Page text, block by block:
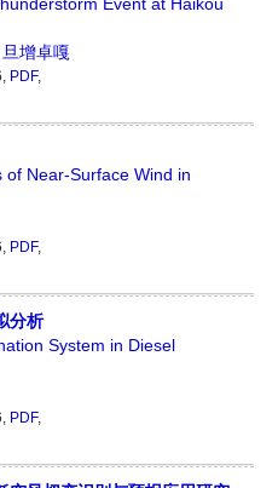
旦增卓嘎
PDF,
Near-Surface Wind in
PDF,
分析
System in Diesel
PDF,